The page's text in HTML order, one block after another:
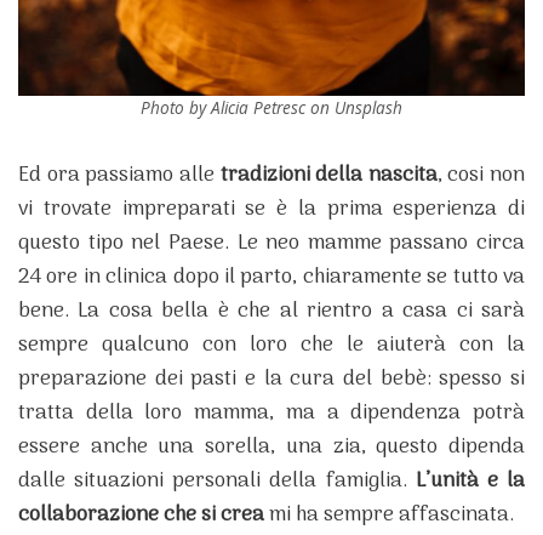
Photo by Alicia Petresc on Unsplash
Ed ora passiamo alle tradizioni della nascita, cosi non
vi trovate impreparati se è la prima esperienza di
questo tipo nel Paese. Le neo mamme passano circa
24 ore in clinica dopo il parto, chiaramente se tutto va
bene. La cosa bella è che al rientro a casa ci sarà
sempre qualcuno con loro che le aiuterà con la
preparazione dei pasti e la cura del bebè: spesso si
tratta della loro mamma, ma a dipendenza potrà
essere anche una sorella, una zia, questo dipenda
dalle situazioni personali della famiglia. L’unità e la
collaborazione che si creami ha sempre affascinata.